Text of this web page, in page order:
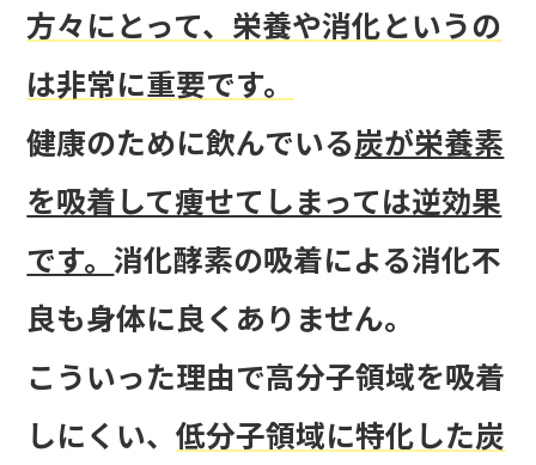
方々にとって、栄養や消化というの
は非常に重要です。
健康のために飲んでいる炭が栄養素
を吸着して痩せてしまっては逆効果
です。消化酵素の吸着による消化不
良も身体に良くありません。
こういった理由で高分子領域を吸着
しにくい、低分子領域に特化した炭